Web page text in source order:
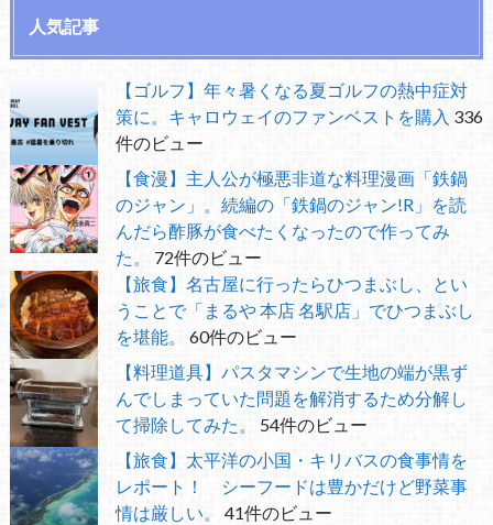
人気記事
【ゴルフ】年々暑くなる夏ゴルフの熱中症対
策に。キャロウェイのファンベストを購入 336
件のビュー
【食漫】主人公が極悪非道な料理漫画「鉄鍋
のジャン」。続編の「鉄鍋のジャン!R」を読
んだら酢豚が食べたくなったので作ってみ
た。
72件のビュー
【旅食】名古屋に行ったらひつまぶし、とい
うことで「まるや 本店 名駅店」でひつまぶし
を堪能。
60件のビュー
【料理道具】パスタマシンで生地の端が黒ず
んでしまっていた問題を解消するため分解し
て掃除してみた。
54件のビュー
【旅食】太平洋の小国・キリバスの食事情を
レポート！ シーフードは豊かだけど野菜事
情は厳しい。
41件のビュー